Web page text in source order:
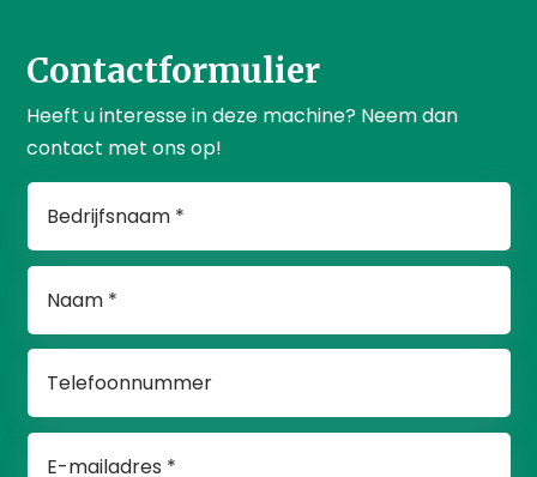
Contactformulier
Heeft u interesse in deze machine? Neem dan
contact met ons op!